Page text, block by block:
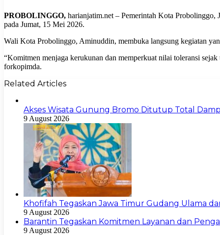
PROBOLINGGO, harianjatim.net – Pemerintah Kota Probolinggo,
pada Jumat, 15 Mei 2026.
Wali Kota Probolinggo, Aminuddin, membuka langsung kegiatan
“Komitmen menjaga kerukunan dan memperkuat nilai toleransi
forkopimda.
Related Articles
Akses Wisata Gunung Bromo Ditutup Total
9 August 2026
Khofifah Tegaskan Jawa Timur Gudang Ulama
9 August 2026
Barantin Tegaskan Komitmen Layanan dan
9 August 2026